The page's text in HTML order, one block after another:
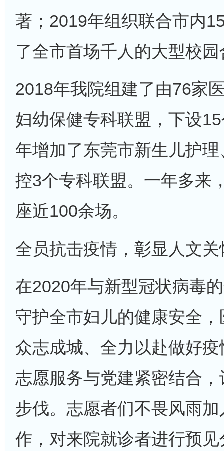
著；2019年组织联合市内
了全市首场千人的大型校
2018年我院组建了由76家
妇幼保健专科联盟，下设
年增加了东莞市新生儿护
控3个专科联盟。一年多来
座近100余场。
全员抗击疫情，彰显人文关
在2020年与新型冠状病毒
守护全市妇儿的健康安全
众志成城、全力以赴做好
志愿服务与党建紧密结合
步伐。志愿者们不畏风雨
作，对来院就诊者进行预